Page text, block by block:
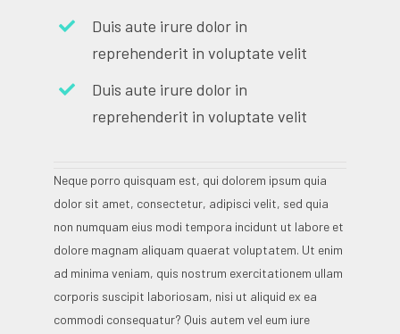
Duis aute irure dolor in
reprehenderit in voluptate velit
Duis aute irure dolor in
reprehenderit in voluptate velit
Neque porro quisquam est, qui dolorem ipsum quia
dolor sit amet, consectetur, adipisci velit, sed quia
non numquam eius modi tempora incidunt ut labore et
dolore magnam aliquam quaerat voluptatem. Ut enim
ad minima veniam, quis nostrum exercitationem ullam
corporis suscipit laboriosam, nisi ut aliquid ex ea
commodi consequatur? Quis autem vel eum iure